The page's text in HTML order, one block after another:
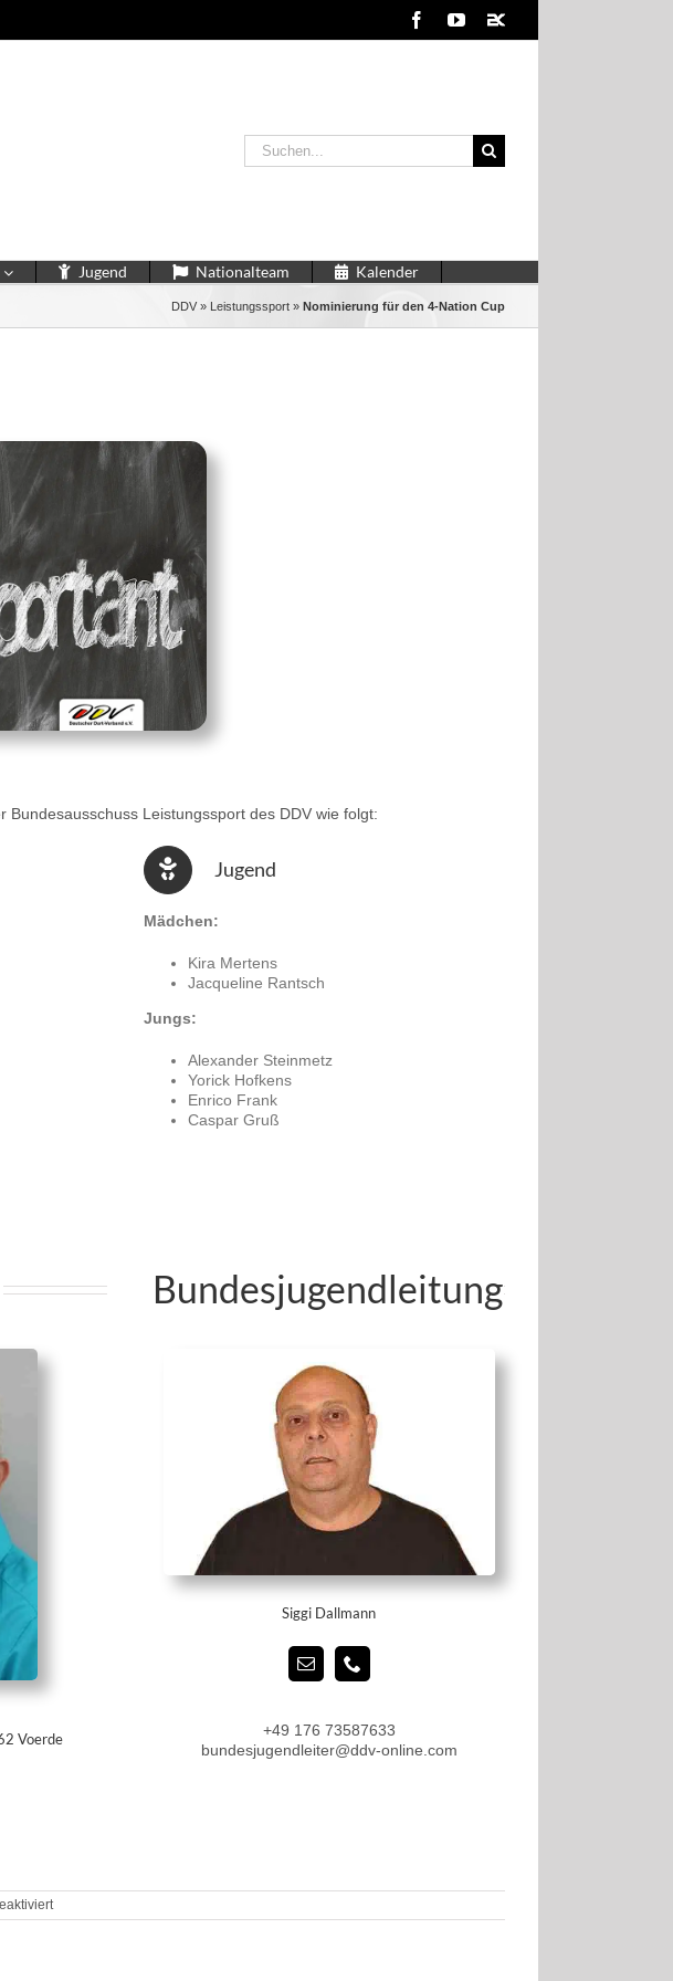
FacebookYouTube
2kDart
Suche
nach:
Jugend Nationalteam Kalender
DDV » Leistungssport » Nominierung für den 4-Nation Cup
Leistungssport des DDV wie folgt:
Jugend
Mädchen:
Kira Mertens
Jacqueline Rantsch
Jungs:
Alexander Steinmetz
Yorick Hofkens
Enrico Frank
Caspar Gruß
Voerde
Bundesjugendleitung
Siggi Dallmann
+49 176 73587633
bundesjugendleiter@ddv-online.com
für
Nominierung